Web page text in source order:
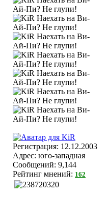
Регистрация: 12.12.2003
Адрес: юго-западная
Сообщений: 9,144
Рейтинг мнений: 162